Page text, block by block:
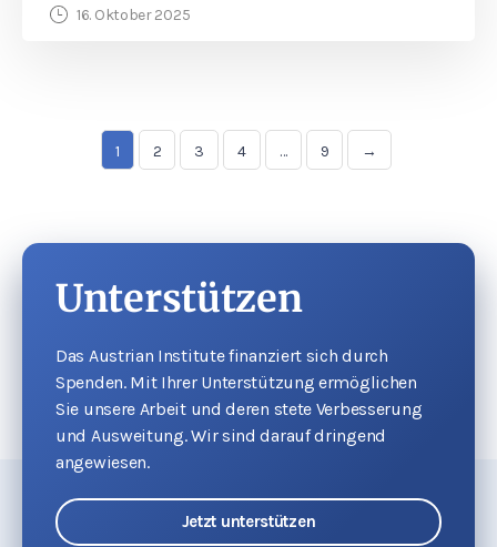
16. Oktober 2025
1 2 3 4 … 9 →
Unterstützen
Das Austrian Institute finanziert sich durch
Spenden. Mit Ihrer Unterstützung ermöglichen
Sie unsere Arbeit und deren stete Verbesserung
und Ausweitung. Wir sind darauf dringend
angewiesen.
Jetzt unterstützen